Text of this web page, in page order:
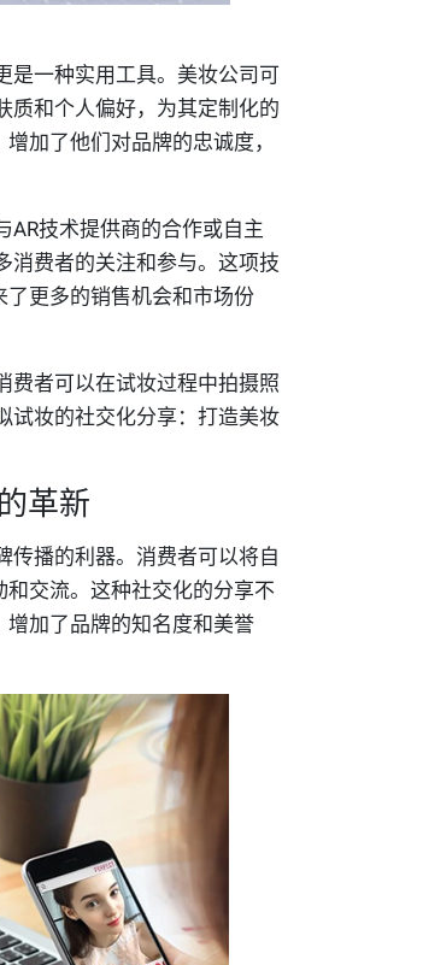
是一种实用工具。美妆公司可
质和个人偏好，为其定制化的
加了他们对品牌的忠诚度，
AR技术提供商的合作或自主
消费者的关注和参与。这项技
更多的销售机会和市场份
费者可以在试妆过程中拍摄照
试妆的社交化分享：打造美妆
革新
传播的利器。消费者可以将自
交流。这种社交化的分享不
加了品牌的知名度和美誉